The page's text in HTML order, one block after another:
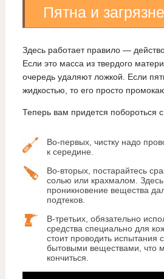
Пятна и
Здесь работает правило —
Если это масса из твердого
очередь удаляют ложкой. Если
жидкостью, то его просто
Теперь вам придется побороться
Во-первых, чистку надо
к середине.
Во-вторых, постарайтесь
солью или крахмалом.
проникновение вещества
подтеков.
В-третьих, обязательно
средства специально для
стоит проводить испытания
бытовыми веществами, что
кончиться.